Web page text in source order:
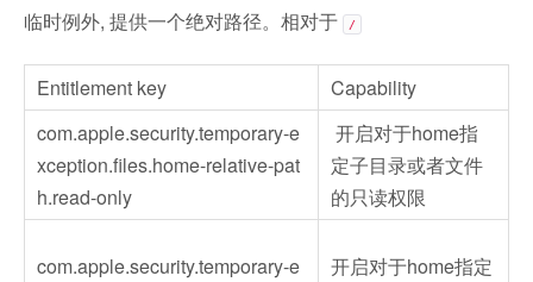
临时例外, 提供一个绝对路径。相对于 /
Entitlement key
Capability
com.apple.security.temporary-e
xception.files.home-relative-pat
h.read-only
开启对于home指
定子目录或者文件
的只读权限
com.apple.security.temporary-e
开启对于home指定